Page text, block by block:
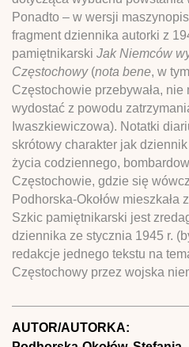
Ponadto – w wersji
fragment dziennika autorki z
pamiętnikarski Jak Niemców
Częstochowy (nota bene, w
Częstochowie przebywała, nie
wydostać z powodu
Iwaszkiewiczowa). Notatki
skrótowy charakter jak
życia codziennego,
Częstochowie, gdzie się
Podhorska-Okołów
Szkic pamiętnikarski jest
dziennika ze stycznia 1945 r.
redakcje jednego tekstu na
Częstochowy przez wojska
AUTOR/AUTORKA: